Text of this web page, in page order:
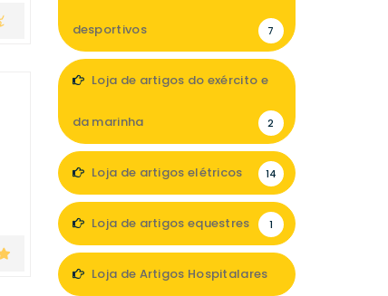
desportivos 7
Loja de artigos do exército e
da marinha 2
Loja de artigos elétricos 14
Loja de artigos equestres 1
Loja de Artigos Hospitalares